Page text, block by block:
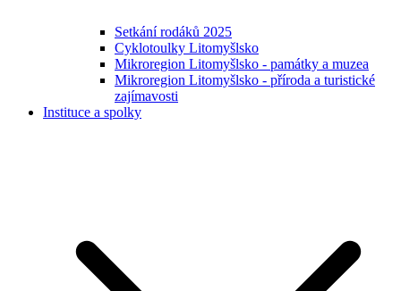
Setkání rodáků 2025
Cyklotoulky Litomyšlsko
Mikroregion Litomyšlsko - památky a muzea
Mikroregion Litomyšlsko - příroda a turistické
zajímavosti
Instituce a spolky